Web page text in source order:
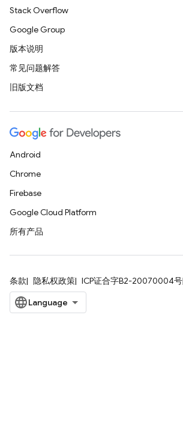
Stack Overflow
Google Group
版本说明
常见问题解答
旧版文档
Android
Chrome
Firebase
Google Cloud Platform
所有产品
条款 隐私权政策 ICP证合字B2-20070004号